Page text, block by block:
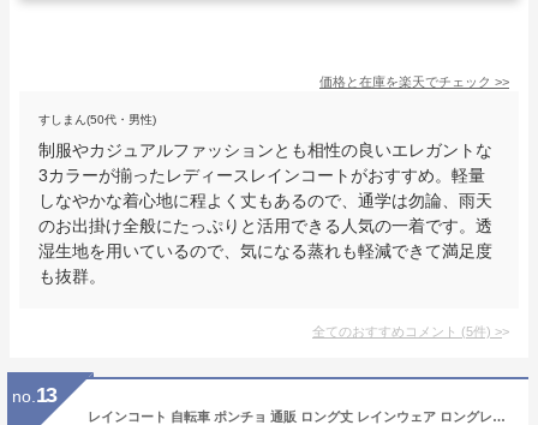
価格と在庫を楽天でチェック >>
すしまん(50代・男性)
制服やカジュアルファッションとも相性の良いエレガントな
3カラーが揃ったレディースレインコートがおすすめ。軽量
しなやかな着心地に程よく丈もあるので、通学は勿論、雨天
のお出掛け全般にたっぷりと活用できる人気の一着です。透
湿生地を用いているので、気になる蒸れも軽減できて満足度
も抜群。
全てのおすすめコメント (5件) >
no. 13
レインコート 自転車 ポンチョ 通販 ロング丈 レインウェア ロングレインコート レディース メンズ レインポンチョ コート ポンチョ スポーツ観戦 カッパ 合羽 リュック対応 通勤 通学 おしゃれ 雨具 バイク